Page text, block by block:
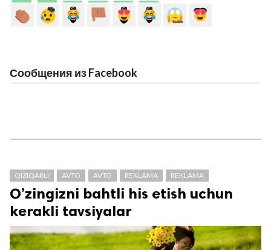
Сообщения из Facebook
QIZIQARLI AVTO AVTO REKLAMA REKLAMA
O’zingizni bahtli his etish uchun
kerakli tavsiyalar